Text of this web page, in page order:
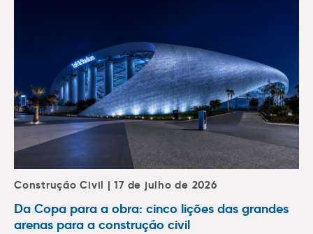
Construção Civil | 17 de julho de 2026
Da Copa para a obra: cinco lições das grandes
arenas para a construção civil